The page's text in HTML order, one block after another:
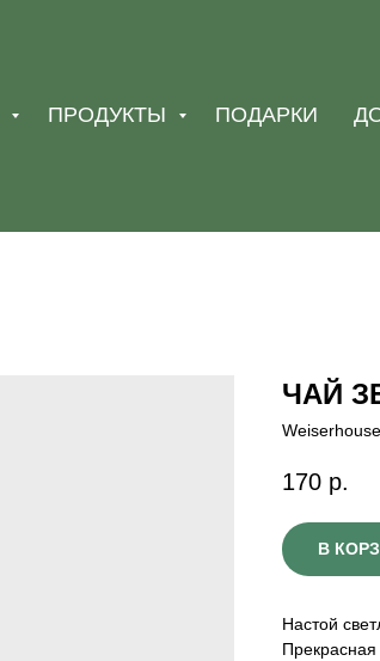
ПРОДУКТЫ ПОДАРКИ
ЧАЙ
Weiserhouse
170 р.
В
Настой
Прекрасная